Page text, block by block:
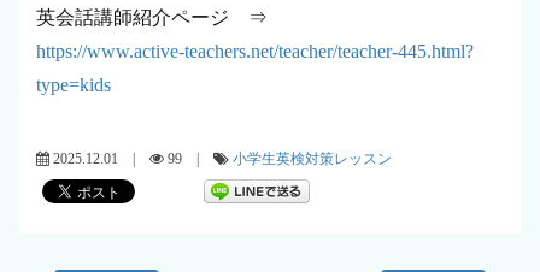
英会話講師紹介ページ ⇒
https://www.active-teachers.net/teacher/teacher-445.html?
type=kids
2025.12.01 | 99 | 小学生英検対策レッスン